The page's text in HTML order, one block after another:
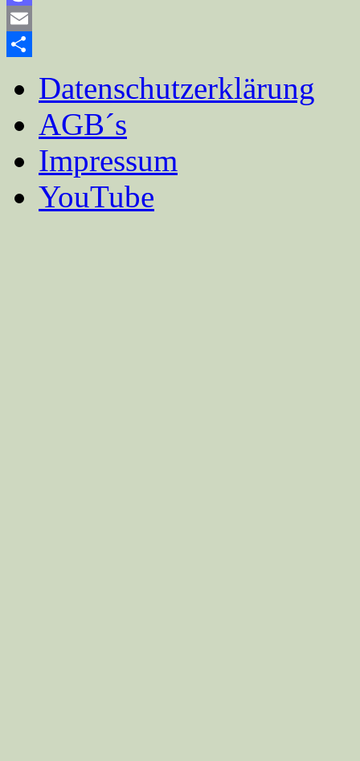
Mastodon
Email
Datenschutzerklärung
AGB´s
Impressum
YouTube